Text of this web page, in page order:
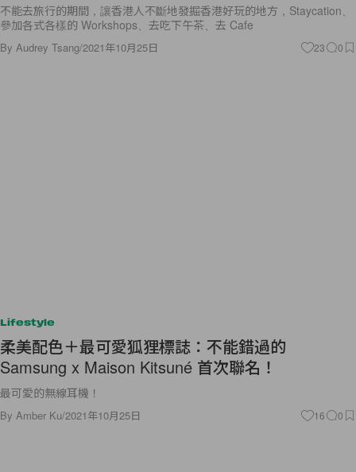
不能去旅行的期間，讓香港人不斷地發掘香港好玩的地方，Staycation、
參加各式各樣的 Workshops、去吃下午茶、去 Cafe
By Audrey Tsang/2021年10月25日 23 0
Lifestyle
柔美配色＋最可愛狐狸標誌：不能錯過的
Samsung x Maison Kitsuné 首次聯名！
最可愛的無線耳機！
By Amber Ku/2021年10月25日 16 0